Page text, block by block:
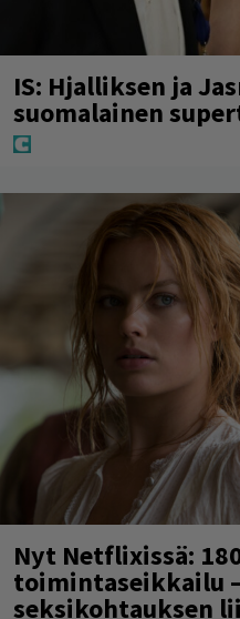
IS: Hjalliksen ja
suomalainen
Nyt Netflixissä:
toimintaseikkailu
seksikohtauksen